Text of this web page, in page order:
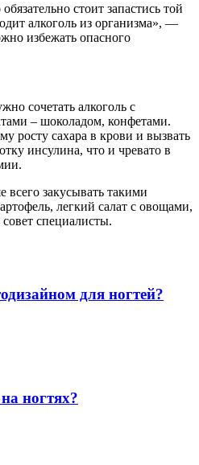
стоит запастись той
алкоголь из организма», —
избежать опасного
сочетать алкоголь с
– шоколадом, конфетами.
росту сахара в крови и вызвать
инсулина, что и чревато в
закусывать такими
легкий салат с овощами,
специалисты.
для ногтей?
ногтях?